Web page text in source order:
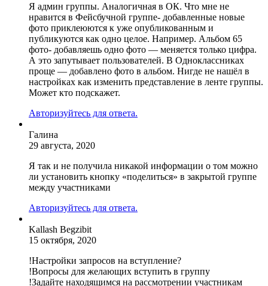
Я админ группы. Аналогичная в ОК. Что мне не
нравится в Фейсбучной группе- добавленные новые
фото приклеюются к уже опубликованным и
публикуются как одно целое. Например. Альбом 65
фото- добавляешь одно фото — меняется только цифра.
А это запутывает пользователей. В Одноклассниках
проще — добавлено фото в альбом. Нигде не нашёл в
настройках как изменить представление в ленте группы.
Может кто подскажет.
Авторизуйтесь для ответа.
Галина
29 августа, 2020
Я так и не получила никакой информации о том можно
ли установить кнопку «поделиться» в закрытой группе
между участниками
Авторизуйтесь для ответа.
Kallash Begzibit
15 октября, 2020
!Настройки запросов на вступление?
!Вопросы для желающих вступить в группу
!Задайте находящимся на рассмотрении участникам